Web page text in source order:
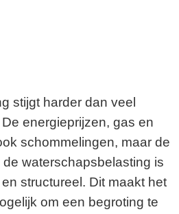
stijgt harder dan veel
energieprijzen, gas en
schommelingen, maar de
waterschapsbelasting is
structureel. Dit maakt het
om een begroting te